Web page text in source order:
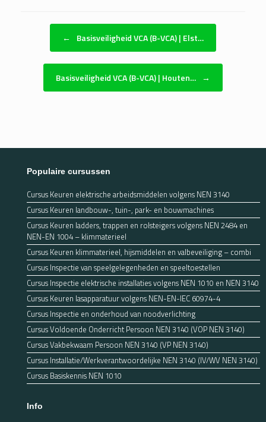
Bericht navigatie
← Basisveiligheid VCA (B-VCA) | Elst…
Basisveiligheid VCA (B-VCA) | Houten… →
Populaire cursussen
Cursus Keuren elektrische arbeidsmiddelen volgens NEN 3140
Cursus Keuren landbouw-, tuin-, park- en bouwmachines
Cursus Keuren ladders, trappen en rolsteigers volgens NEN 2484 en
NEN-EN 1004 – klimmaterieel
Cursus Keuren klimmaterieel, hijsmiddelen en valbeveiliging – combi
Cursus Inspectie van speelgelegenheden en speeltoestellen
Cursus Inspectie elektrische installaties volgens NEN 1010 en NEN 3140
Cursus Keuren lasapparatuur volgens NEN-EN-IEC 60974-4
Cursus Inspectie en onderhoud van noodverlichting
Cursus Voldoende Onderricht Persoon NEN 3140 (VOP NEN 3140)
Cursus Vakbekwaam Persoon NEN 3140 (VP NEN 3140)
Cursus Installatie/Werkverantwoordelijke NEN 3140 (IV/WV NEN 3140)
Cursus Basiskennis NEN 1010
Info